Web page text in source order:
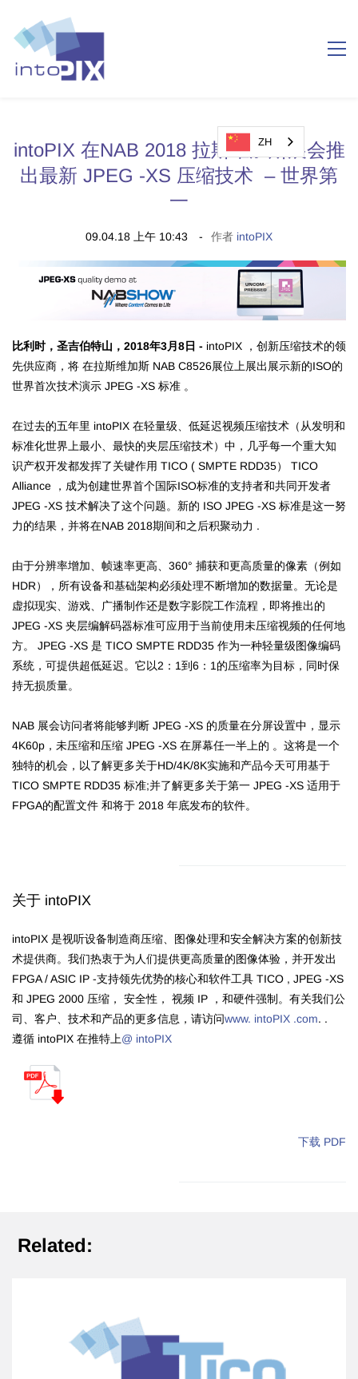
intoPIX 在NAB 2018 拉斯维加斯展会推
出最新 JPEG -XS 压缩技术 – 世界第
一
09.04.18 上午 10:43 作者 intoPIX
比利时，圣吉伯特山，2018年3月8日 - intoPIX ，创新压缩技术的领
先供应商，将 在拉斯维加斯 NAB C8526展位上展出展示新的ISO的
世界首次技术演示 JPEG -XS 标准 。
在过去的五年里 intoPIX 在轻量级、低延迟视频压缩技术（从发明和
标准化世界上最小、最快的夹层压缩技术）中，几乎每一个重大知
识产权开发都发挥了关键作用 TICO ( SMPTE RDD35） TICO
Alliance ，成为创建世界首个国际ISO标准的支持者和共同开发者
JPEG -XS 技术解决了这个问题。新的 ISO JPEG -XS 标准是这一努
力的结果，并将在NAB 2018期间和之后积聚动力 .
由于分辨率增加、帧速率更高、360° 捕获和更高质量的像素（例如
HDR），所有设备和基础架构必须处理不断增加的数据量。无论是
虚拟现实、游戏、广播制作还是数字影院工作流程，即将推出的
JPEG -XS 夹层编解码器标准可应用于当前使用未压缩视频的任何地
方。 JPEG -XS 是 TICO SMPTE RDD35 作为一种轻量级图像编码
系统，可提供超低延迟。它以2：1到6：1的压缩率为目标，同时保
持无损质量。
NAB 展会访问者将能够判断 JPEG -XS 的质量在分屏设置中，显示
4K60p，未压缩和压缩 JPEG -XS 在屏幕任一半上的 。这将是一个
独特的机会，以了解更多关于HD/4K/8K实施和产品今天可用基于
TICO SMPTE RDD35 标准;并了解更多关于第一 JPEG -XS 适用于
FPGA的配置文件 和将于 2018 年底发布的软件。
关于 intoPIX
intoPIX 是视听设备制造商压缩、图像处理和安全解决方案的创新技
术提供商。我们热衷于为人们提供更高质量的图像体验，并开发出
FPGA / ASIC IP -支持领先优势的核心和软件工具 TICO , JPEG -XS
和 JPEG 2000 压缩， 安全性， 视频 IP ，和硬件强制。有关我们公
司、客户、技术和产品的更多信息，请访问www. intoPIX .com. .
遵循 intoPIX 在推特上@ intoPIX
下载 PDF
Related:
ZH